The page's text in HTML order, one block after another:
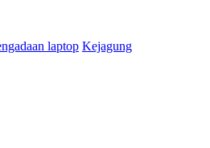
laptop Kejagung